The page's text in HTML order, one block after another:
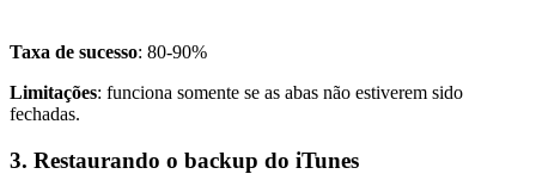
Taxa de sucesso: 80-90%
Limitações: funciona somente se as abas não estiverem sido
fechadas.
3. Restaurando o backup do iTunes